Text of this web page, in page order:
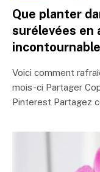
Que planter
surélevées en
Voici comment
mois-ci Partager
Pinterest Partagez